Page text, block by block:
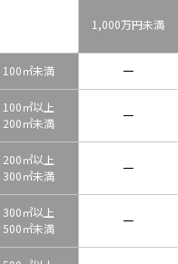
1,000万円未満
100㎡未満 －
100㎡以上
200㎡未満
－
200㎡以上
300㎡未満
－
300㎡以上
500㎡未満
－